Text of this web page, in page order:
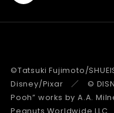
©Tatsuki Fujimoto/
Disney/Pixar ／ ©
Pooh” works by A.A.